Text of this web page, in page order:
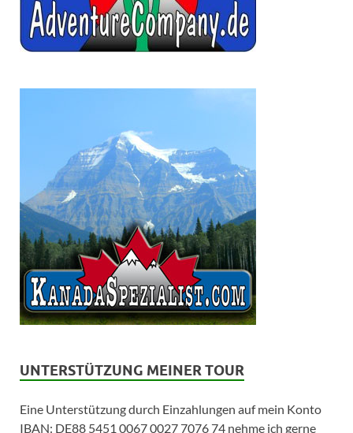
UNTERSTÜTZUNG MEINER TOUR
Eine Unterstützung durch Einzahlungen auf mein Konto
IBAN: DE88 5451 0067 0027 7076 74 nehme ich gerne